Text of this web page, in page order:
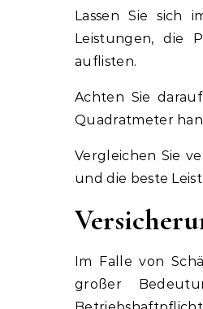
Lassen Sie sich
Leistungen, die
auflisten.
Achten Sie
Quadratmeter
Vergleichen Sie
und die beste
Im Falle von
großer